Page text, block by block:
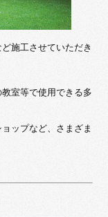
施工させていただき
室等で使用できる多
ップなど、さまざま